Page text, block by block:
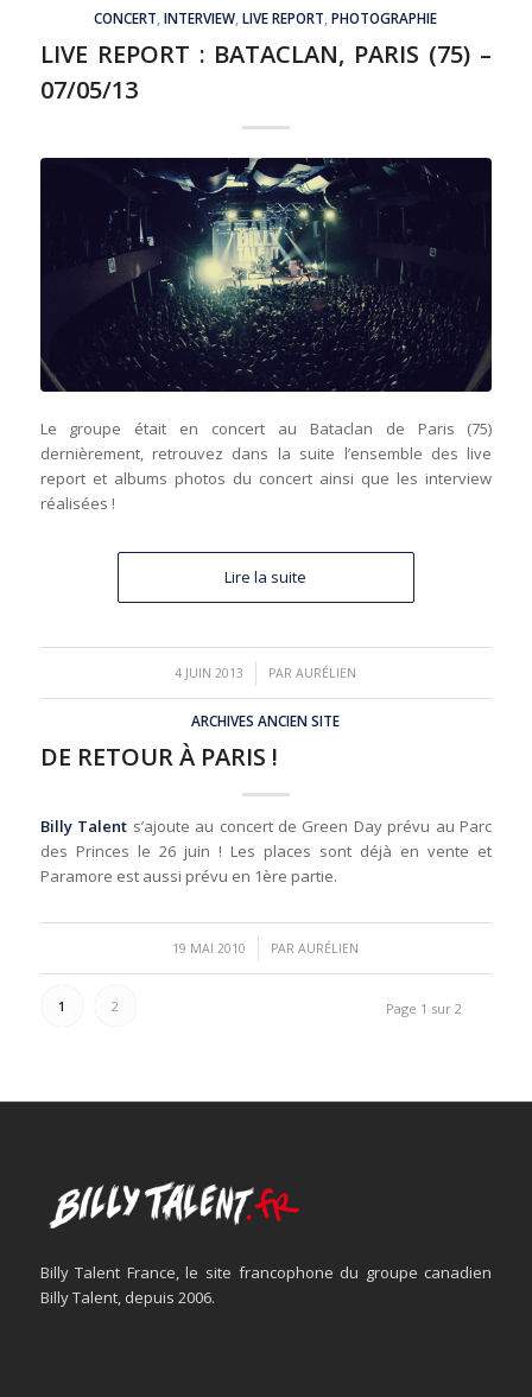
CONCERT,INTERVIEW,LIVE REPORT,PHOTOGRAPHIE
LIVE REPORT : BATACLAN, PARIS (75) –
07/05/13
Le groupe était en concert au Bataclan de Paris (75)
dernièrement, retrouvez dans la suite l’ensemble des live
report et albums photos du concert ainsi que les interview
réalisées !
Lire la suite
4 JUIN 2013
/ PARAURÉLIEN
ARCHIVES ANCIEN SITE
DE RETOUR À PARIS !
Billy Talent s’ajoute au concert de Green Day prévu au Parc
des Princes le 26 juin ! Les places sont déjà en vente et
Paramore est aussi prévu en 1ère partie.
19 MAI 2010
/ PARAURÉLIEN
Page 1 sur 2
1 2
Billy Talent France, le site francophone du groupe canadien
Billy Talent, depuis 2006.